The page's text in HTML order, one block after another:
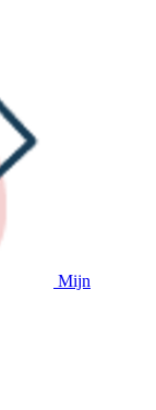
Mijn